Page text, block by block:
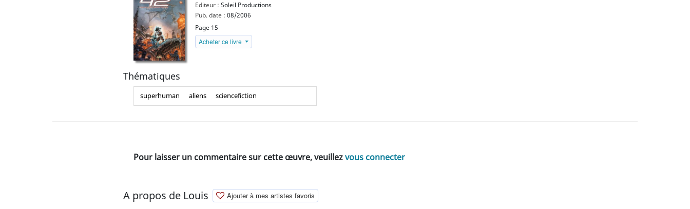
Editeur : Soleil Productions
Pub. date : 08/2006
Page 15
Acheter ce livre
Thématiques
superhuman aliens sciencefiction
Pour laisser un commentaire sur cette œuvre, veuillezvous connecter
A propos de Louis Ajouter à mes artistes favoris